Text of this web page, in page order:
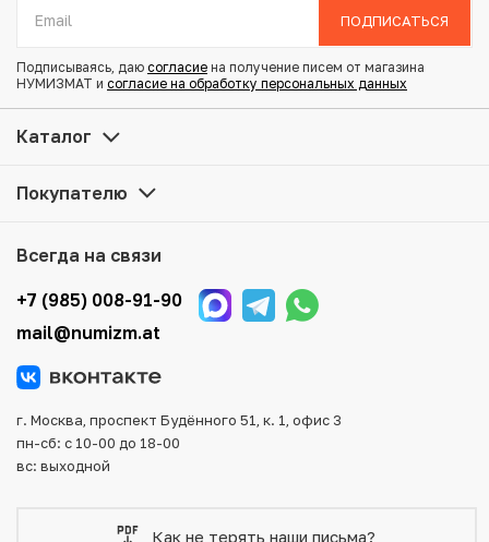
Состояние: UNC
Купить 20 рублей 1993 года ММД по привлекательной
цене можно в нашем интернет-магазине — Вам
достаточно оформить заказ на сайте. Все монеты,
Для вашего удобства представлены несколько способов
оплаты и доставки заказа. Все отправления надежно и
тщательно упаковываются, что исключает возможность
повреждения во время доставки.
ПОДПИСАТЬСЯ
Подписываясь, даю согласие на получение писем от магазина
НУМИЗМАТ и согласие на обработку персональных данных
Каталог
Покупателю
Всегда на связи
+7 (985) 008-91-90
mail@numizm.at
г. Москва, проспект Будённого 51, к. 1, офис 3
пн-сб: с 10-00 до 18-00
вс: выходной
Как не терять наши письма?